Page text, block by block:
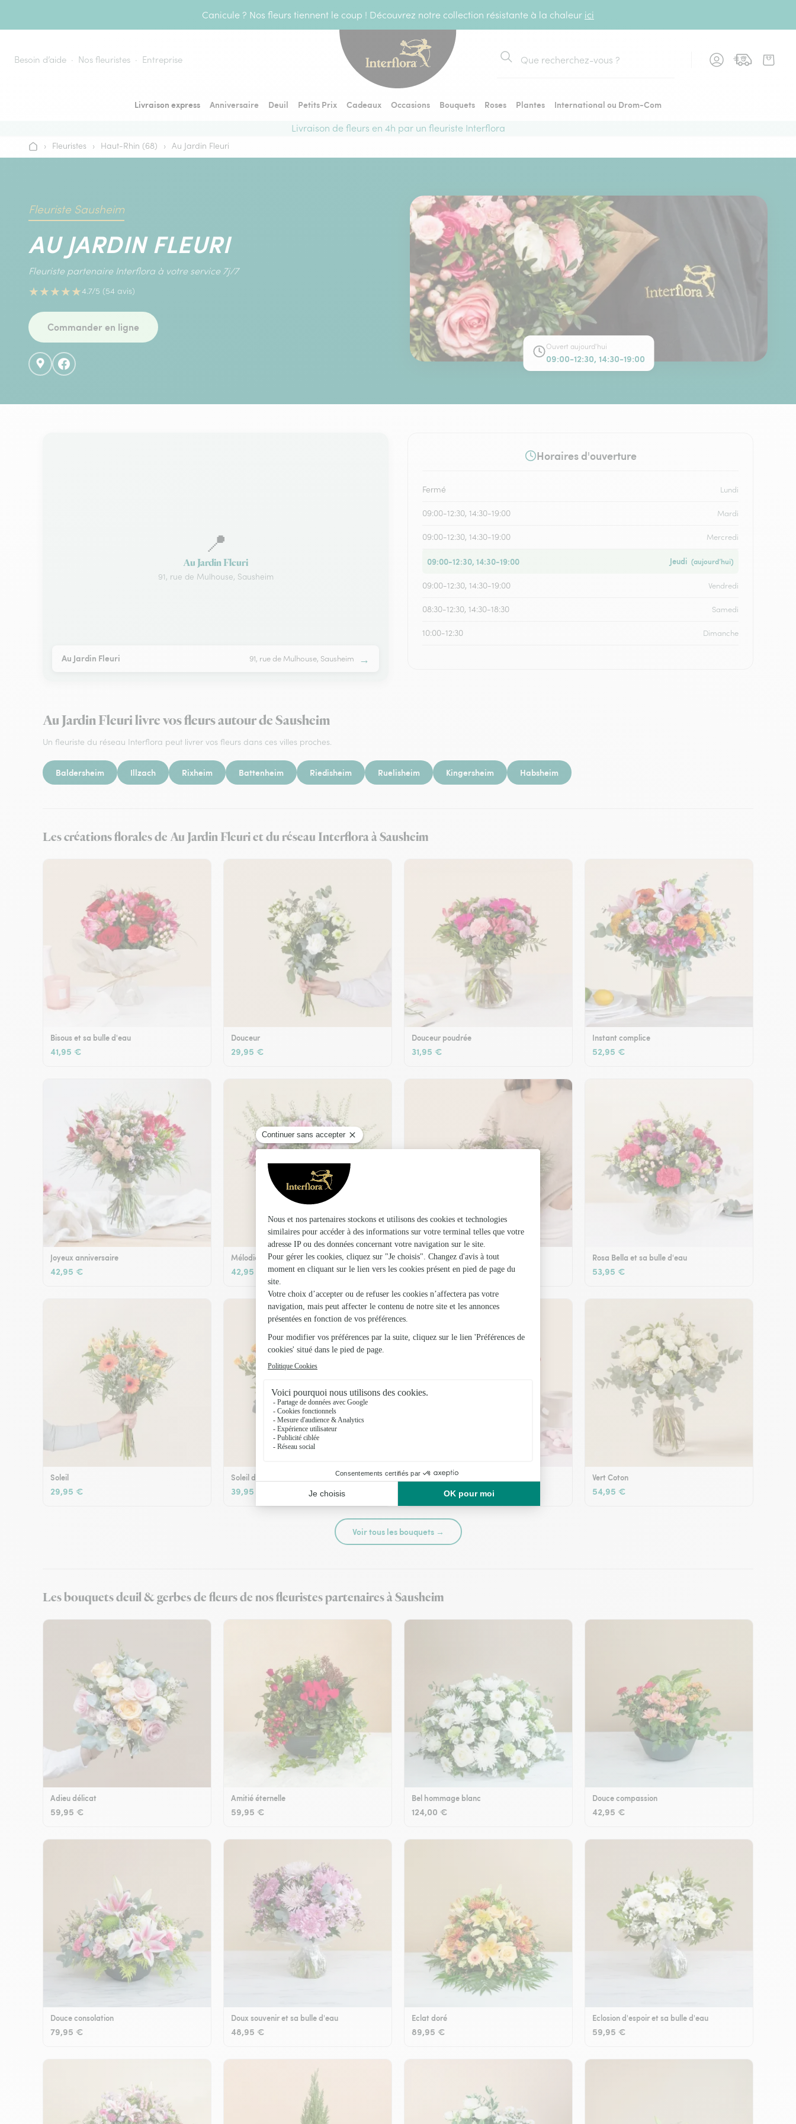
Canicule ? Nos fleurs tiennent le coup ! Découvrez notre collection résistante à la chaleur ici
Besoin d’aide Nos fleuristes Entreprise
Rechercher
Livraison express Anniversaire Deuil Petits Prix Cadeaux Occasions Bouquets Roses Plantes
International ou Drom-Com
Livraison de fleurs en 4h par un fleuriste Interflora
Accueil
› Fleuristes › Haut-Rhin (68) › Au Jardin Fleuri
Fleuriste Sausheim
AU JARDIN FLEURI
Fleuriste partenaire Interflora à votre service 7j/7
★★★★★4.7/5 (54 avis)
Commander en ligne
Ouvert aujourd'hui
09:00-12:30, 14:30-19:00
📍
Au Jardin Fleuri
91, rue de Mulhouse, Sausheim
Au Jardin Fleuri 91, rue de Mulhouse, Sausheim →
Horaires d'ouverture
Fermé Lundi
09:00-12:30, 14:30-19:00 Mardi
09:00-12:30, 14:30-19:00 Mercredi
09:00-12:30, 14:30-19:00 Jeudi (aujourd’hui)
09:00-12:30, 14:30-19:00 Vendredi
08:30-12:30, 14:30-18:30 Samedi
10:00-12:30 Dimanche
Au Jardin Fleuri livre vos fleurs autour de Sausheim
Un fleuriste du réseau Interflora peut livrer vos fleurs dans ces villes proches.
Baldersheim Illzach Rixheim Battenheim Riedisheim Ruelisheim Kingersheim Habsheim
Les créations florales de Au Jardin Fleuri et du réseau Interflora à Sausheim
Bisous et sa bulle d'eau
41,95 €
Douceur
29,95 €
Douceur poudrée
31,95 €
Instant complice
52,95 €
Joyeux anniversaire
42,95 €
Mélodie et son vase offert
42,95 €
Plaisir fleuri
36,95 €
Rosa Bella et sa bulle d'eau
53,95 €
Soleil
29,95 €
Soleil d'été
39,95 €
Tutti frutti
44,95 €
Vert Coton
54,95 €
Voir tous les bouquets →
Les bouquets deuil & gerbes de fleurs de nos fleuristes partenaires à Sausheim
Adieu délicat
59,95 €
Amitié éternelle
59,95 €
Bel hommage blanc
124,00 €
Douce compassion
42,95 €
Douce consolation
79,95 €
Doux souvenir et sa bulle d'eau
48,95 €
Eclat doré
89,95 €
Eclosion d'espoir et sa bulle d'eau
59,95 €